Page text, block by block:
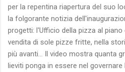
per la repentina riapertura del suo
la folgorante notizia
progetti: l'Ufficio della pizza al
vendita di sole pizze fritte, nella
più avanti... Il video mostra quanta
lieviti ponga in essere nel